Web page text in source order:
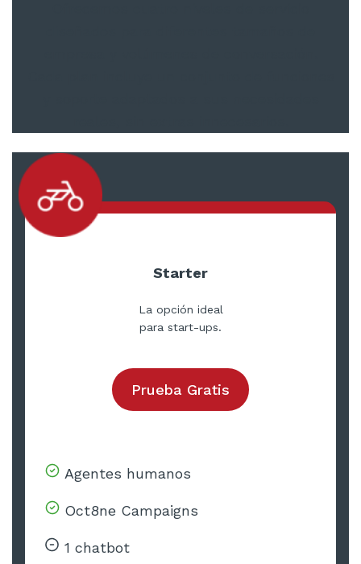
Starter
La opción ideal
para start-ups.
Prueba Gratis
Agentes humanos
Oct8ne Campaigns
1 chatbot